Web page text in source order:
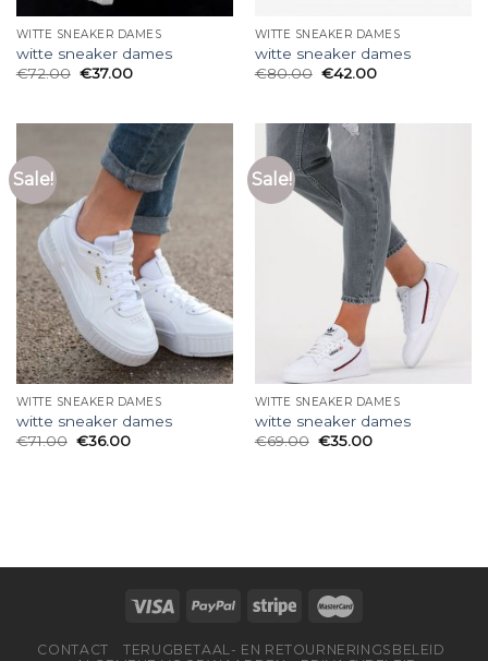
WITTE SNEAKER DAMES
witte sneaker dames
€72.00 €37.00
WITTE SNEAKER DAMES
witte sneaker dames
€80.00 €42.00
Sale!
WITTE SNEAKER DAMES
witte sneaker dames
€71.00 €36.00
Sale!
WITTE SNEAKER DAMES
witte sneaker dames
€69.00 €35.00
CONTACT
TERUGBETAAL- EN RETOURNERINGSBELEID